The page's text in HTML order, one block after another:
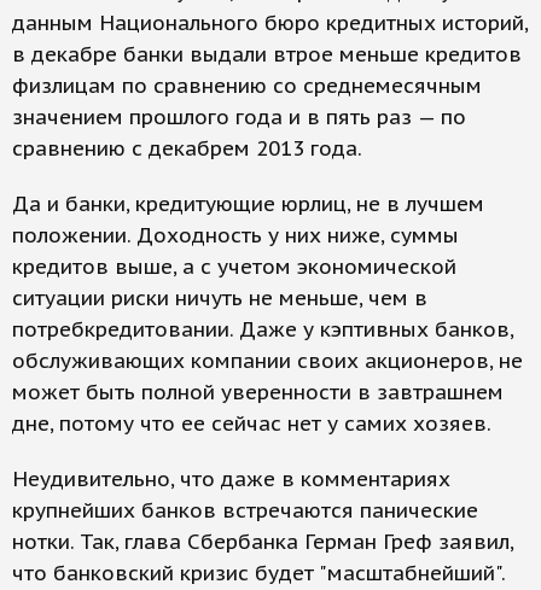
данным Национального бюро кредитных историй,
в декабре банки выдали втрое меньше кредитов
физлицам по сравнению со среднемесячным
значением прошлого года и в пять раз — по
сравнению с декабрем 2013 года.
Да и банки, кредитующие юрлиц, не в лучшем
положении. Доходность у них ниже, суммы
кредитов выше, а с учетом экономической
ситуации риски ничуть не меньше, чем в
потребкредитовании. Даже у кэптивных банков,
обслуживающих компании своих акционеров, не
может быть полной уверенности в завтрашнем
дне, потому что ее сейчас нет у самих хозяев.
Неудивительно, что даже в комментариях
крупнейших банков встречаются панические
нотки. Так, глава Сбербанка Герман Греф заявил,
что банковский кризис будет "масштабнейший".